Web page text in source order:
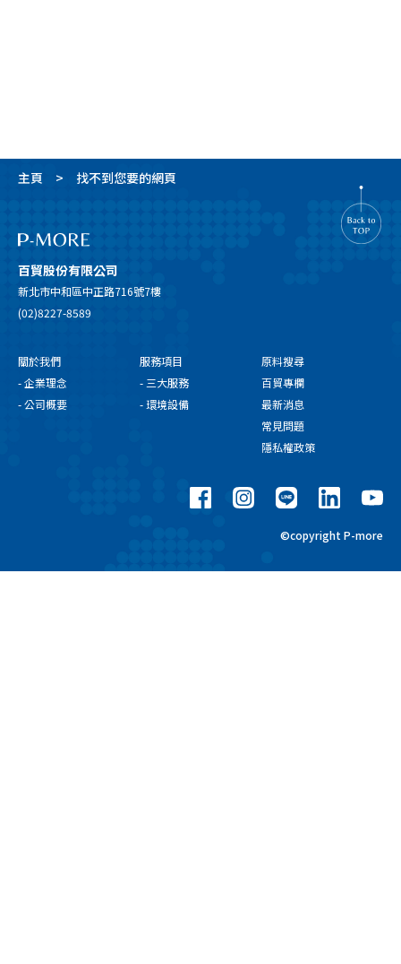
主頁 找不到您要的網頁
百貿股份有限公司
新北市中和區中正路716號7樓
(02)8227-8589
關於我們
- 企業理念
- 公司概要
服務項目
- 三大服務
- 環境設備
原料搜尋
百貿專欄
最新消息
常見問題
隱私權政策
©copyright P-more